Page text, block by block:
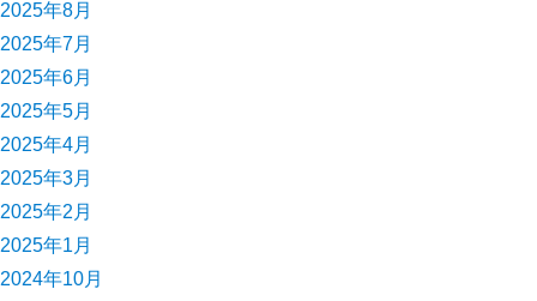
2025年8月
2025年7月
2025年6月
2025年5月
2025年4月
2025年3月
2025年2月
2025年1月
2024年10月